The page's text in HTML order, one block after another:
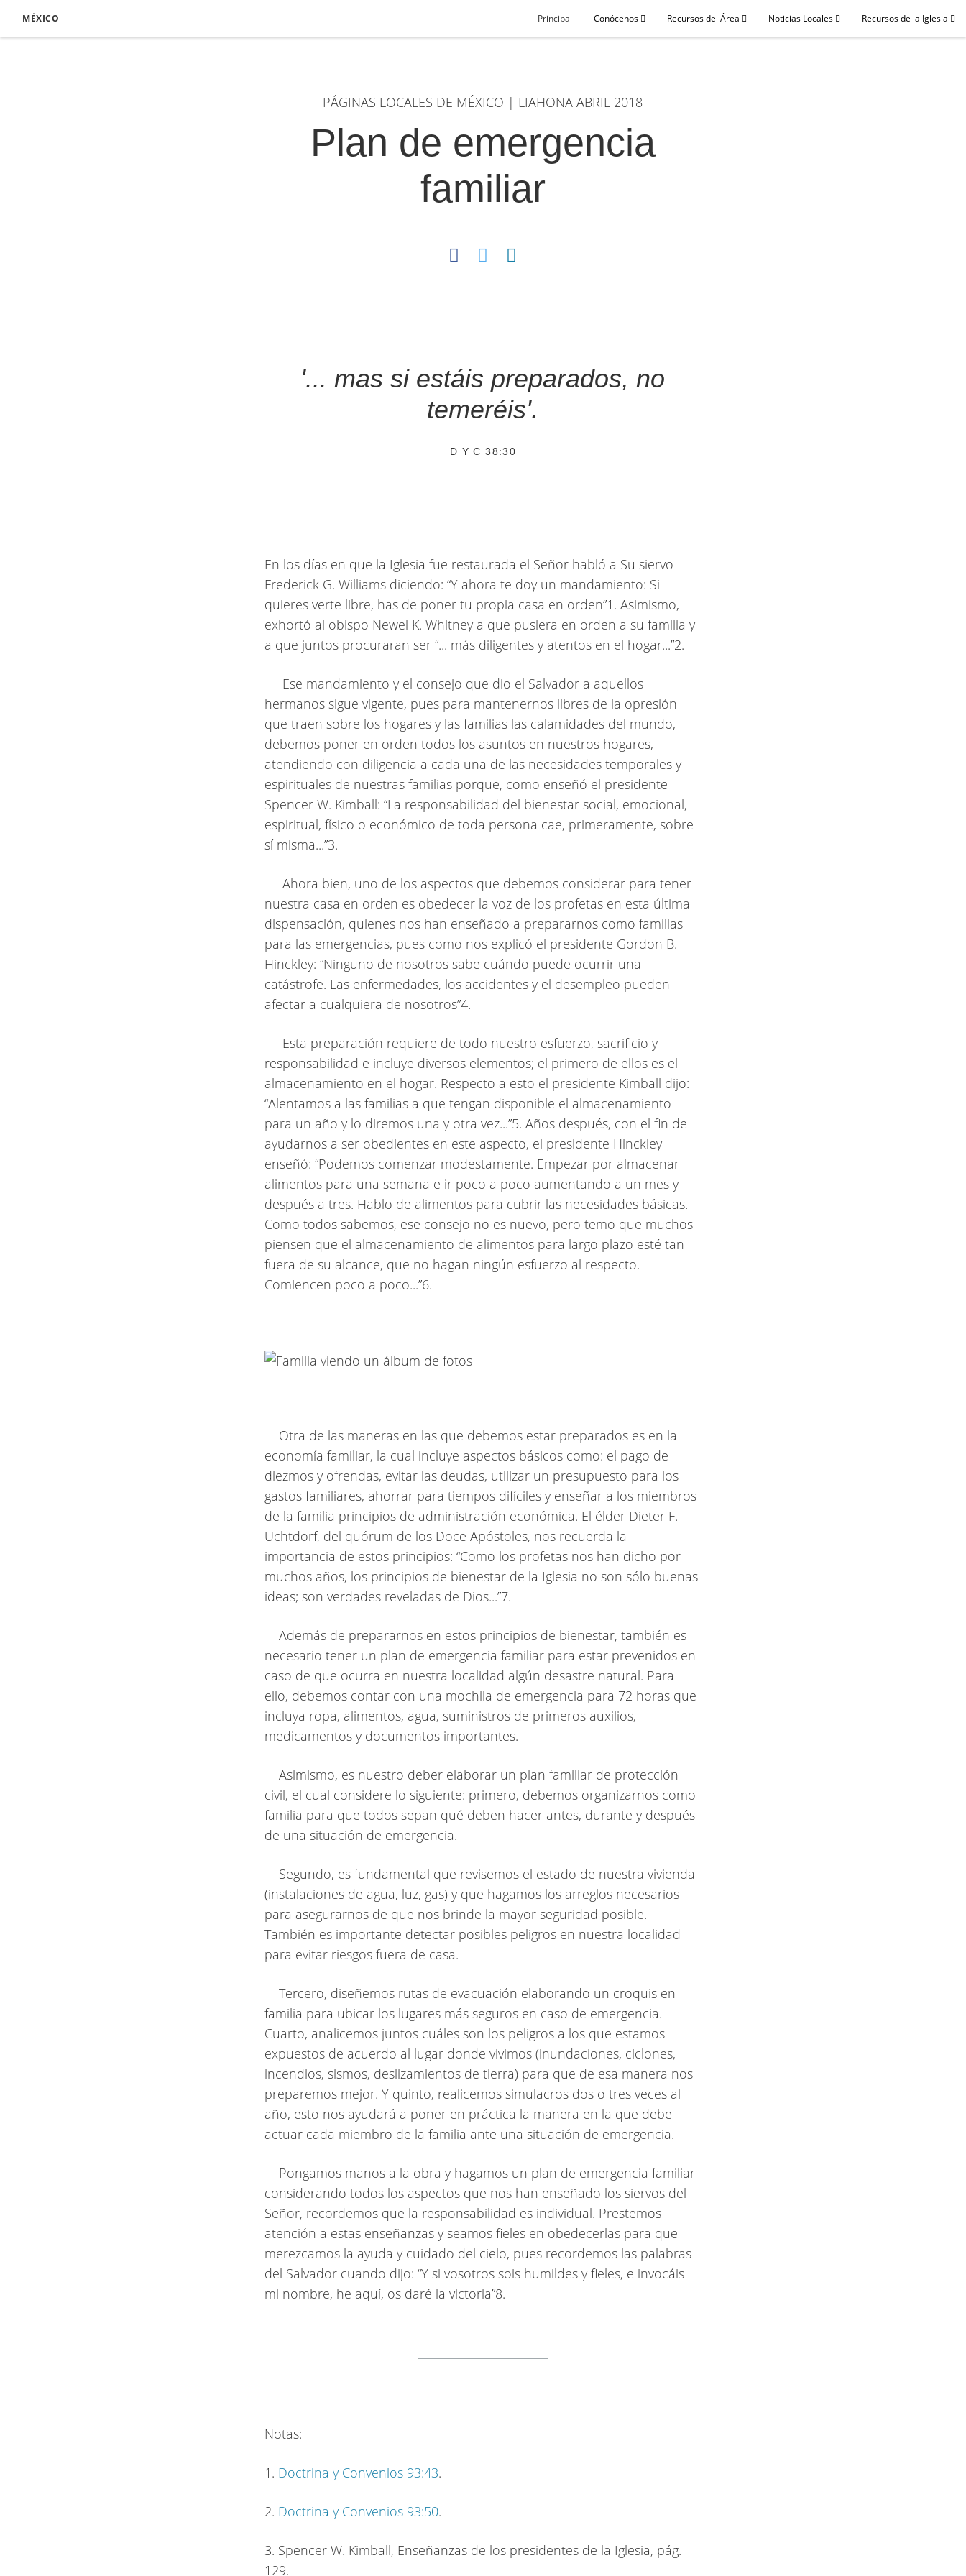
MÉXICO Principal Conócenos Recursos del Área Noticias Locales Recursos de la Iglesia
PÁGINAS LOCALES DE MÉXICO | LIAHONA ABRIL 2018
Plan de emergencia
familiar
'... mas si estáis preparados, no
temeréis'.
D Y C 38:30
En los días en que la Iglesia fue restaurada el Señor habló a Su siervo
Frederick G. Williams diciendo: “Y ahora te doy un mandamiento: Si
quieres verte libre, has de poner tu propia casa en orden”1. Asimismo,
exhortó al obispo Newel K. Whitney a que pusiera en orden a su familia y
a que juntos procuraran ser “... más diligentes y atentos en el hogar...”2.
Ese mandamiento y el consejo que dio el Salvador a aquellos
hermanos sigue vigente, pues para mantenernos libres de la opresión
que traen sobre los hogares y las familias las calamidades del mundo,
debemos poner en orden todos los asuntos en nuestros hogares,
atendiendo con diligencia a cada una de las necesidades temporales y
espirituales de nuestras familias porque, como enseñó el presidente
Spencer W. Kimball: “La responsabilidad del bienestar social, emocional,
espiritual, físico o económico de toda persona cae, primeramente, sobre
sí misma...”3.
Ahora bien, uno de los aspectos que debemos considerar para tener
nuestra casa en orden es obedecer la voz de los profetas en esta última
dispensación, quienes nos han enseñado a prepararnos como familias
para las emergencias, pues como nos explicó el presidente Gordon B.
Hinckley: “Ninguno de nosotros sabe cuándo puede ocurrir una
catástrofe. Las enfermedades, los accidentes y el desempleo pueden
afectar a cualquiera de nosotros”4.
Esta preparación requiere de todo nuestro esfuerzo, sacrificio y
responsabilidad e incluye diversos elementos; el primero de ellos es el
almacenamiento en el hogar. Respecto a esto el presidente Kimball dijo:
“Alentamos a las familias a que tengan disponible el almacenamiento
para un año y lo diremos una y otra vez...”5. Años después, con el fin de
ayudarnos a ser obedientes en este aspecto, el presidente Hinckley
enseñó: “Podemos comenzar modestamente. Empezar por almacenar
alimentos para una semana e ir poco a poco aumentando a un mes y
después a tres. Hablo de alimentos para cubrir las necesidades básicas.
Como todos sabemos, ese consejo no es nuevo, pero temo que muchos
piensen que el almacenamiento de alimentos para largo plazo esté tan
fuera de su alcance, que no hagan ningún esfuerzo al respecto.
Comiencen poco a poco...”6.
Otra de las maneras en las que debemos estar preparados es en la
economía familiar, la cual incluye aspectos básicos como: el pago de
diezmos y ofrendas, evitar las deudas, utilizar un presupuesto para los
gastos familiares, ahorrar para tiempos difíciles y enseñar a los miembros
de la familia principios de administración económica. El élder Dieter F.
Uchtdorf, del quórum de los Doce Apóstoles, nos recuerda la
importancia de estos principios: “Como los profetas nos han dicho por
muchos años, los principios de bienestar de la Iglesia no son sólo buenas
ideas; son verdades reveladas de Dios...”7.
Además de prepararnos en estos principios de bienestar, también es
necesario tener un plan de emergencia familiar para estar prevenidos en
caso de que ocurra en nuestra localidad algún desastre natural. Para
ello, debemos contar con una mochila de emergencia para 72 horas que
incluya ropa, alimentos, agua, suministros de primeros auxilios,
medicamentos y documentos importantes.
Asimismo, es nuestro deber elaborar un plan familiar de protección
civil, el cual considere lo siguiente: primero, debemos organizarnos como
familia para que todos sepan qué deben hacer antes, durante y después
de una situación de emergencia.
Segundo, es fundamental que revisemos el estado de nuestra vivienda
(instalaciones de agua, luz, gas) y que hagamos los arreglos necesarios
para asegurarnos de que nos brinde la mayor seguridad posible.
También es importante detectar posibles peligros en nuestra localidad
para evitar riesgos fuera de casa.
Tercero, diseñemos rutas de evacuación elaborando un croquis en
familia para ubicar los lugares más seguros en caso de emergencia.
Cuarto, analicemos juntos cuáles son los peligros a los que estamos
expuestos de acuerdo al lugar donde vivimos (inundaciones, ciclones,
incendios, sismos, deslizamientos de tierra) para que de esa manera nos
preparemos mejor. Y quinto, realicemos simulacros dos o tres veces al
año, esto nos ayudará a poner en práctica la manera en la que debe
actuar cada miembro de la familia ante una situación de emergencia.
Pongamos manos a la obra y hagamos un plan de emergencia familiar
considerando todos los aspectos que nos han enseñado los siervos del
Señor, recordemos que la responsabilidad es individual. Prestemos
atención a estas enseñanzas y seamos fieles en obedecerlas para que
merezcamos la ayuda y cuidado del cielo, pues recordemos las palabras
del Salvador cuando dijo: “Y si vosotros sois humildes y fieles, e invocáis
mi nombre, he aquí, os daré la victoria”8.
Notas:
1. Doctrina y Convenios 93:43.
2. Doctrina y Convenios 93:50.
3. Spencer W. Kimball, Enseñanzas de los presidentes de la Iglesia, pág.
129.